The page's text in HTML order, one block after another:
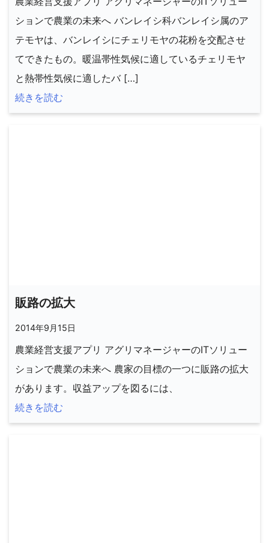
ションで農業の未来へ バンレイシ科バンレイシ属のア
テモヤは、バンレイシにチェリモヤの花粉を交配させ
てできたもの。暖温帯性気候に適しているチェリモヤ
と熱帯性気候に適したバ […]
続きを読む
販路の拡大
2014年9月15日
農業経営支援アプリ アグリマネージャーのITソリュー
ションで農業の未来へ 農家の目標の一つに販路の拡大
があります。収益アップを図るには、
続きを読む